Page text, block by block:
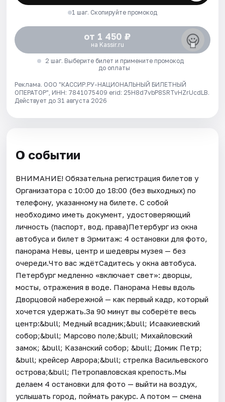
1 шаг. Скопируйте промокод
от 1 450 ₽
на Kassir.ru
2 шаг. Выберите билет и примените промокод
до оплаты
Реклама. ООО "КАССИР.РУ-НАЦИОНАЛЬНЫЙ БИЛЕТНЫЙ
ОПЕРАТОР", ИНН: 7841075409 erid: 25H8d7vbP8SRTvHZrUcdLB.
Действует до 31 августа 2026
О событии
ВНИМАНИЕ! Обязательна регистрация билетов у
Организатора c 10:00 до 18:00 (без выходных) по
телефону, указанному на билете. С собой
необходимо иметь документ, удостоверяющий
личность (паспорт, вод. права)Петербург из окна
автобуса и билет в Эрмитаж: 4 остановки для фото,
панорама Невы, центр и шедевры музея — без
очереди.Что вас ждётСадитесь у окна автобуса.
Петербург медленно «включает свет»: дворцы,
мосты, отражения в воде. Панорама Невы вдоль
Дворцовой набережной — как первый кадр, который
хочется удержать.За 90 минут вы соберёте весь
центр:&bull; Медный всадник;&bull; Исаакиевский
собор;&bull; Марсово поле;&bull; Михайловский
замок; &bull; Казанский собор; &bull; Домик Петр;
&bull; крейсер Аврора;&bull; стрелка Васильевского
острова;&bull; Петропавловская крепость.Мы
делаем 4 остановки для фото — выйти на воздух,
услышать город, поймать ракурс. А потом — смена